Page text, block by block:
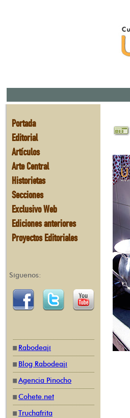
Portada
Editorial
Artículos
Arte Central
Historietas
Secciones
Exclusivo Web
Ediciones anteriores
Proyectos Editoriales
Síguenos:
Rabodeají
Blog Rabodeají
Agencia Pinocho
Cohete.net
Truchafrita